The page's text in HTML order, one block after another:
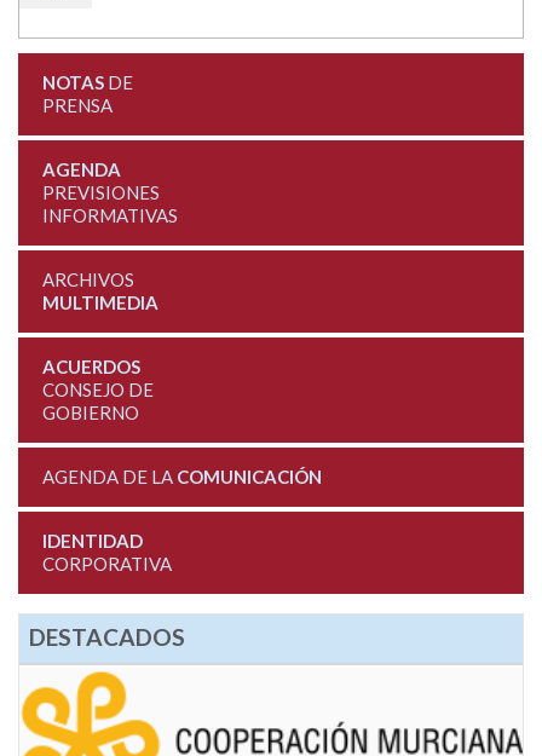
NOTASDE
PRENSA
AGENDA
PREVISIONES
INFORMATIVAS
ARCHIVOS
MULTIMEDIA
ACUERDOS
CONSEJO DE
GOBIERNO
AGENDA DE LA COMUNICACIÓN
IDENTIDAD
CORPORATIVA
DESTACADOS